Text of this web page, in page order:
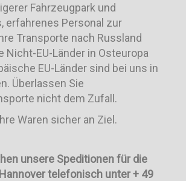
Fahrzeugpark und
erfahrenes Personal zur
Transporte nach Russland
Nicht-EU-Länder in Osteuropa
EU-Länder sind bei uns in
Überlassen Sie
nicht dem Zufall.
Waren sicher an Ziel.
unsere Speditionen für die
telefonisch unter + 49